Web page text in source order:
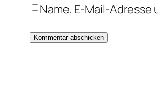
Name, E-Mail-